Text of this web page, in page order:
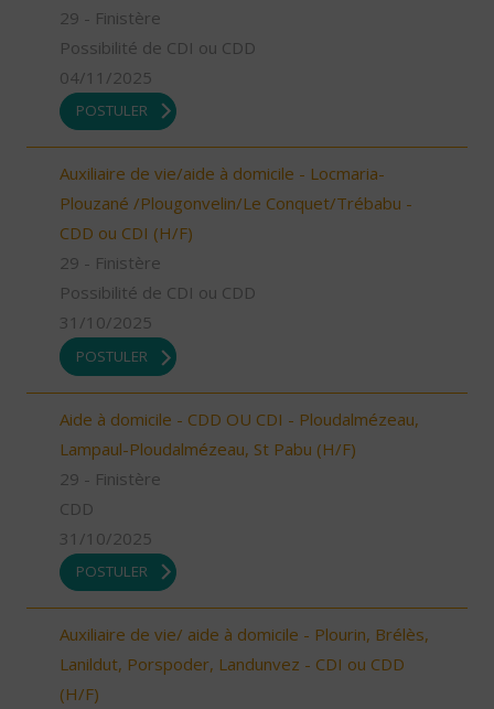
29 - Finistère
Possibilité de CDI ou CDD
04/11/2025
POSTULER
Auxiliaire de vie/aide à domicile - Locmaria-
Plouzané /Plougonvelin/Le Conquet/Trébabu -
CDD ou CDI (H/F)
29 - Finistère
Possibilité de CDI ou CDD
31/10/2025
POSTULER
Aide à domicile - CDD OU CDI - Ploudalmézeau,
Lampaul-Ploudalmézeau, St Pabu (H/F)
29 - Finistère
CDD
31/10/2025
POSTULER
Auxiliaire de vie/ aide à domicile - Plourin, Brélès,
Lanildut, Porspoder, Landunvez - CDI ou CDD
(H/F)